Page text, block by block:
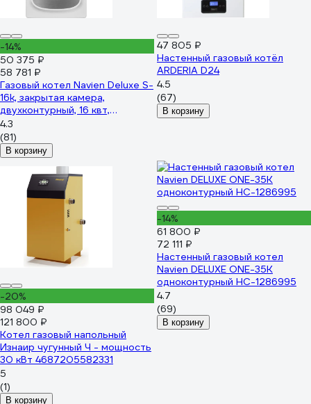
-14%
50 375 ₽
58 781 ₽
Газовый котел Navien Deluxe S-
16k, закрытая камера,
двухконтурный, 16 квт,
коаксиальный НС-1205496
4.3
(81)
В корзину
47 805 ₽
Настенный газовый котёл
ARDERIA D24
4.5
(67)
В корзину
-20%
98 049 ₽
121 800 ₽
Котел газовый напольный
Изнаир чугунный Ч - мощность
30 кВт 4687205582331
5
(1)
В корзину
-14%
61 800 ₽
72 111 ₽
Настенный газовый котел
Navien DELUXE ONE-35K
одноконтурный НС-1286995
4.7
(69)
В корзину